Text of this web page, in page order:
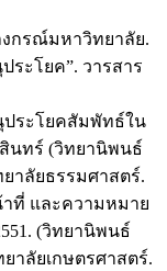
กรณ์มหาวิทยาลัย.
ระโยค”. วารสาร
ประโยคสัมพัทธ์ใน
นทร์ (วิทยานิพนธ์
าลัยธรรมศาสตร์.
าที่ และความหมาย
(วิทยานิพนธ์
าลัยเกษตรศาสตร์.